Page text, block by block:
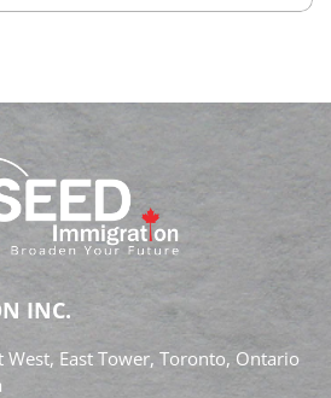
tác, quý khác phải chứng minh
định ở lại Canada ít hơn sáu
hoạch tham gia thị trường lao
điểm kinh doanh/làm việc
nhập/ lợi nhuận của quý khách
– có các giấy tờ chứng minh
kèm theo hồ sơ xin thị thực;
INC.
East Tower, Toronto, Ontario